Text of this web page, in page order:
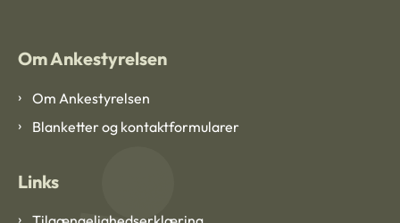
Om Ankestyrelsen
Om Ankestyrelsen
Blanketter og kontaktformularer
Links